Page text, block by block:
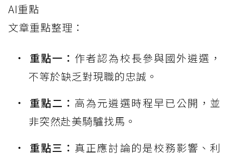
AI重點
文章重點整理：
重點一： 作者認為校長參與國外遴選，
不等於缺乏對現職的忠誠。
重點二： 高為元遴選時程早已公開，並
非突然赴美騎驢找馬。
重點三： 真正應討論的是校務影響、利